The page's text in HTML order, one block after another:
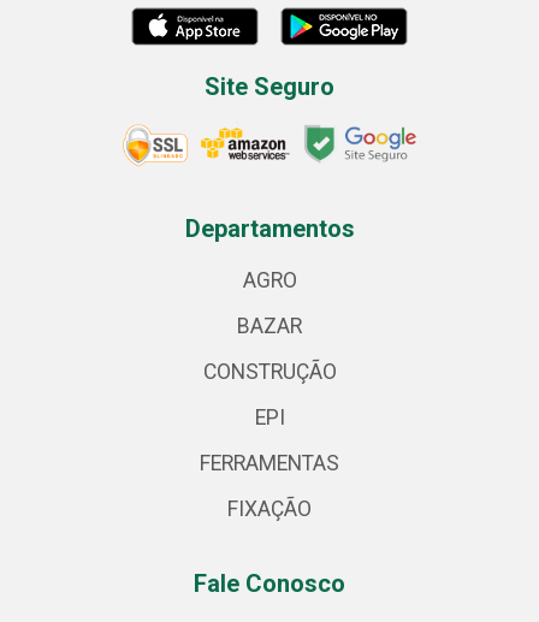
Site Seguro
Departamentos
AGRO
BAZAR
CONSTRUÇÃO
EPI
FERRAMENTAS
FIXAÇÃO
Fale Conosco